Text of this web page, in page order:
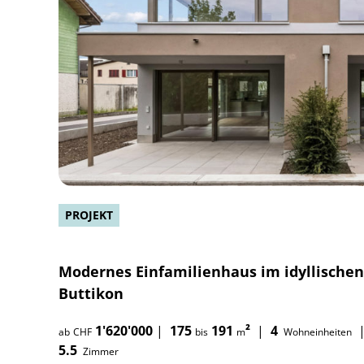
PROJEKT
Modernes Einfamilienhaus im idyllischen
Buttikon
ab CHF 1'620'000 | 175 bis 191 m² | 4 Wohneinheiten
5.5 Zimmer